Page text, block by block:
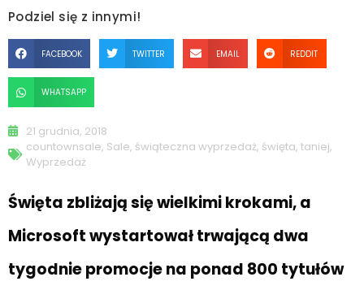
Podziel się z innymi!
FACEBOOK TWITTER EMAIL REDDIT
WHATSAPP
21 grudnia, 2018
countownsale, Sale, świąteczna wyprzedaż, święta, taniej,
Wyprzedaż
Święta zbliżają się wielkimi krokami, a
Microsoft wystartował trwającą dwa
tygodnie promocje na ponad 800 tytułów